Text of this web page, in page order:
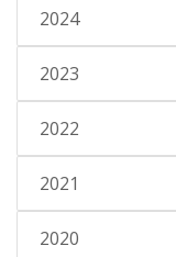
2024
2023
2022
2021
2020